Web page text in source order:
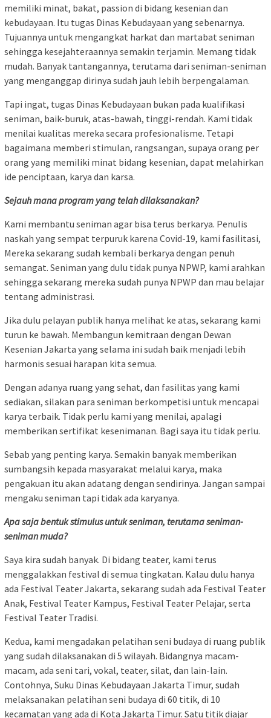
memiliki minat, bakat, passion di bidang kesenian dan
kebudayaan. Itu tugas Dinas Kebudayaan yang sebenarnya.
Tujuannya untuk mengangkat harkat dan martabat seniman
sehingga kesejahteraannya semakin terjamin. Memang tidak
mudah. Banyak tantangannya, terutama dari seniman-seniman
yang menganggap dirinya sudah jauh lebih berpengalaman.
Tapi ingat, tugas Dinas Kebudayaan bukan pada kualifikasi
seniman, baik-buruk, atas-bawah, tinggi-rendah. Kami tidak
menilai kualitas mereka secara profesionalisme. Tetapi
bagaimana memberi stimulan, rangsangan, supaya orang per
orang yang memiliki minat bidang kesenian, dapat melahirkan
ide penciptaan, karya dan karsa.
Sejauh mana program yang telah dilaksanakan?
Kami membantu seniman agar bisa terus berkarya. Penulis
naskah yang sempat terpuruk karena Covid-19, kami fasilitasi,
Mereka sekarang sudah kembali berkarya dengan penuh
semangat. Seniman yang dulu tidak punya NPWP, kami arahkan
sehingga sekarang mereka sudah punya NPWP dan mau belajar
tentang administrasi.
Jika dulu pelayan publik hanya melihat ke atas, sekarang kami
turun ke bawah. Membangun kemitraan dengan Dewan
Kesenian Jakarta yang selama ini sudah baik menjadi lebih
harmonis sesuai harapan kita semua.
Dengan adanya ruang yang sehat, dan fasilitas yang kami
sediakan, silakan para seniman berkompetisi untuk mencapai
karya terbaik. Tidak perlu kami yang menilai, apalagi
memberikan sertifikat kesenimanan. Bagi saya itu tidak perlu.
Sebab yang penting karya. Semakin banyak memberikan
sumbangsih kepada masyarakat melalui karya, maka
pengakuan itu akan adatang dengan sendirinya. Jangan sampai
mengaku seniman tapi tidak ada karyanya.
Apa saja bentuk stimulus untuk seniman, terutama seniman-
seniman muda?
Saya kira sudah banyak. Di bidang teater, kami terus
menggalakkan festival di semua tingkatan. Kalau dulu hanya
ada Festival Teater Jakarta, sekarang sudah ada Festival Teater
Anak, Festival Teater Kampus, Festival Teater Pelajar, serta
Festival Teater Tradisi.
Kedua, kami mengadakan pelatihan seni budaya di ruang publik
yang sudah dilaksanakan di 5 wilayah. Bidangnya macam-
macam, ada seni tari, vokal, teater, silat, dan lain-lain.
Contohnya, Suku Dinas Kebudayaan Jakarta Timur, sudah
melaksanakan pelatihan seni budaya di 60 titik, di 10
kecamatan yang ada di Kota Jakarta Timur. Satu titik diajar